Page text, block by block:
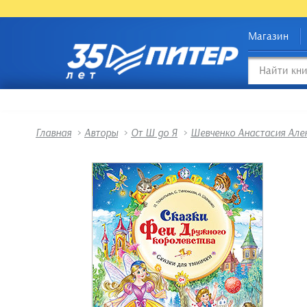
Магазин
Главная > Авторы > От Ш до Я > Шевченко Анастасия